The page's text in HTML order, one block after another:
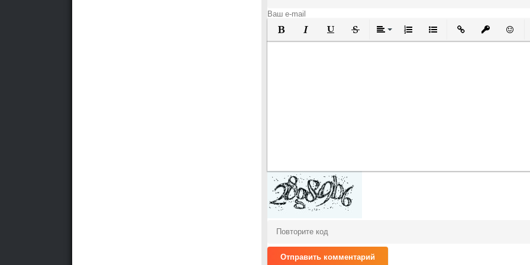
Полужирный
КурсивПодчеркнутый
ЗачеркнутыйВыравнивание
Нумерованный список
Маркированный список
Вставить ссылку
Вставить
Отправить комментарий